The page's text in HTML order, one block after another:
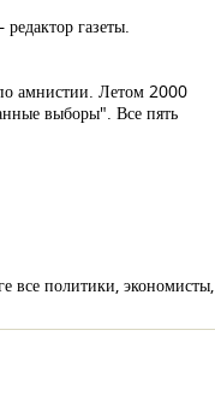
газеты.
амнистии. Летом 2000
выборы". Все пять
все политики, экономисты,